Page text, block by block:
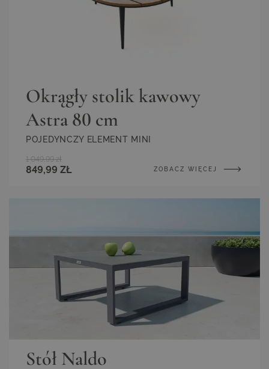
Okrągły stolik kawowy
Astra 80 cm
POJEDYNCZY ELEMENT MINI
849,99 ZŁ
1 049,99 zł
ZOBACZ WIĘCEJ
Stół Naldo